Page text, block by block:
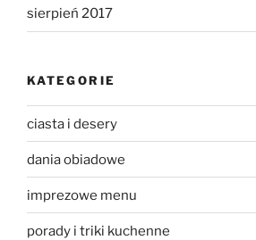
sierpień 2017
KATEGORIE
ciasta i desery
dania obiadowe
imprezowe menu
porady i triki kuchenne